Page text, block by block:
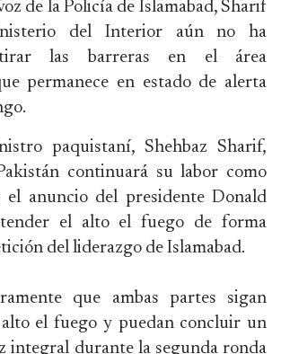
de la Policía de Islamabad, Sharif
del Interior aún no ha
las barreras en el área
permanece en estado de alerta
paquistaní, Shehbaz Sharif,
continuará su labor como
el anuncio del presidente Donald
el alto el fuego de forma
del liderazgo de Islamabad.
que ambas partes sigan
el fuego y puedan concluir un
integral durante la segunda ronda